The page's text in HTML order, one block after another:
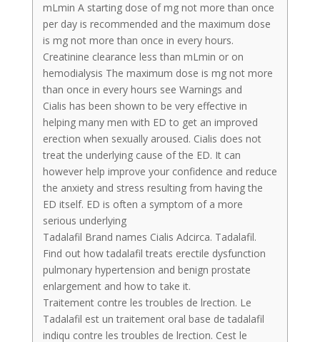
mLmin A starting dose of mg not more than once
per day is recommended and the maximum dose
is mg not more than once in every hours.
Creatinine clearance less than mLmin or on
hemodialysis The maximum dose is mg not more
than once in every hours see Warnings and
Cialis has been shown to be very effective in
helping many men with ED to get an improved
erection when sexually aroused. Cialis does not
treat the underlying cause of the ED. It can
however help improve your confidence and reduce
the anxiety and stress resulting from having the
ED itself. ED is often a symptom of a more
serious underlying
Tadalafil Brand names Cialis Adcirca. Tadalafil.
Find out how tadalafil treats erectile dysfunction
pulmonary hypertension and benign prostate
enlargement and how to take it.
Traitement contre les troubles de lrection. Le
Tadalafil est un traitement oral base de tadalafil
indiqu contre les troubles de lrection. Cest le